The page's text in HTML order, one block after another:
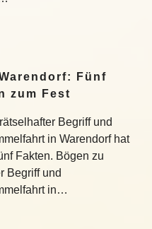
Fünf
zum Fest
Begriff und
in Warendorf hat
Fakten. Bögen zu
Begriff und
in…